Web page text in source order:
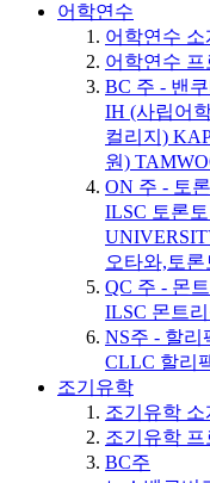
어학연수
어학연수 소
어학연수 프
BC 주 - 밴쿠
IH (사립어
컬리지)
원)
ON 주 - 토
ILSC 토론토
오타와,토
QC 주 - 몬
ILSC 몬트
NS주 - 할리
CLLC 할리
조기유학
조기유학 소
조기유학 프
BC주